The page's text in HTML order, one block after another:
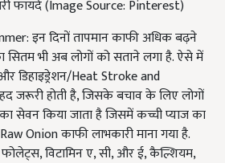
फायदे (Image Source: Pinterest)
इन दिनों तापमान काफी अधिक बढ़ने
सितम भी अब लोगों को सताने लगा है. ऐसे में
डिहाइड्रेशन/Heat Stroke and
जरूरी होती है, जिसके बचाव के लिए लोगों
सेवन किया जाता है जिसमें कच्ची प्याज का
Onion काफी लाभकारी माना गया है.
फोलेट्स, विटामिन ए, सी, और ई, कैल्शियम,